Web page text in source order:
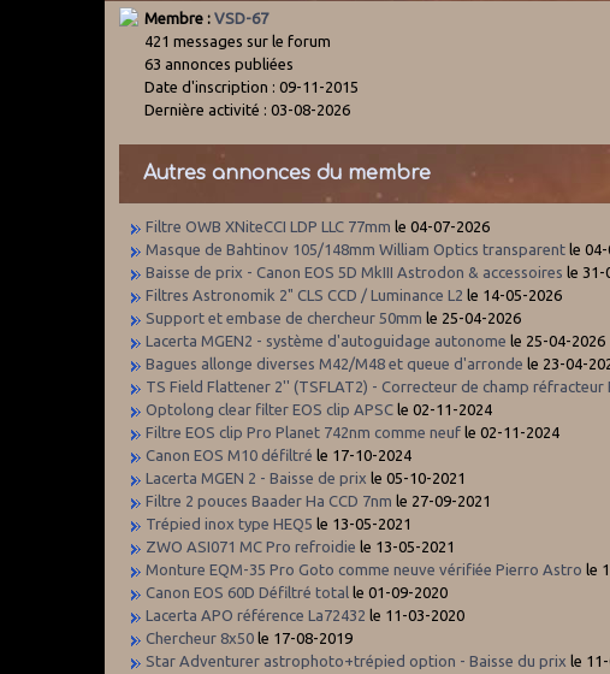
Membre :VSD-67
421 messages sur le forum
63 annonces publiées
Date d'inscription : 09-11-2015
Dernière activité : 03-08-2026
Autres annonces du membre
Filtre OWB XNiteCCI LDP LLC 77mm le 04-07-2026
Masque de Bahtinov 105/148mm William Optics transparent le
Baisse de prix - Canon EOS 5D MkIII Astrodon & accessoires le 31-
Filtres Astronomik 2" CLS CCD / Luminance L2 le 14-05-2026
Support et embase de chercheur 50mm le 25-04-2026
Lacerta MGEN2 - système d'autoguidage autonome le 25-04-2026
Bagues allonge diverses M42/M48 et queue d'arronde le 23-04-
TS Field Flattener 2'' (TSFLAT2) - Correcteur de champ réfracteur
Optolong clear filter EOS clip APSC le 02-11-2024
Filtre EOS clip Pro Planet 742nm comme neuf le 02-11-2024
Canon EOS M10 défiltré le 17-10-2024
Lacerta MGEN 2 - Baisse de prix le 05-10-2021
Filtre 2 pouces Baader Ha CCD 7nm le 27-09-2021
Trépied inox type HEQ5 le 13-05-2021
ZWO ASI071 MC Pro refroidie le 13-05-2021
Monture EQM-35 Pro Goto comme neuve vérifiée Pierro Astro le
Canon EOS 60D Défiltré total le 01-09-2020
Lacerta APO référence La72432 le 11-03-2020
Chercheur 8x50 le 17-08-2019
Star Adventurer astrophoto+trépied option - Baisse du prix le